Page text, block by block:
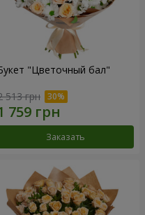
"Цветочный бал"
513 грн
Заказать